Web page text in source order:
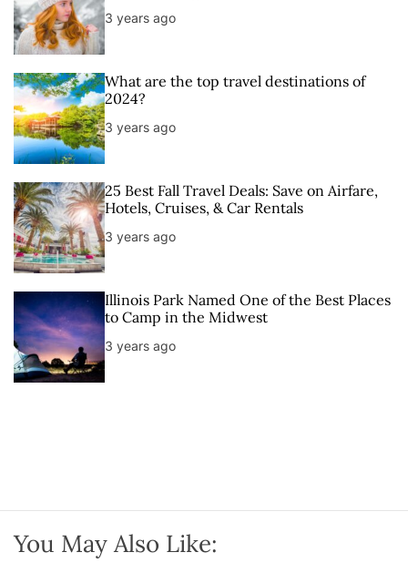
3 years ago
What are the top travel destinations of
2024?
3 years ago
25 Best Fall Travel Deals: Save on Airfare,
Hotels, Cruises, & Car Rentals
3 years ago
Illinois Park Named One of the Best Places
to Camp in the Midwest
3 years ago
You May Also Like: